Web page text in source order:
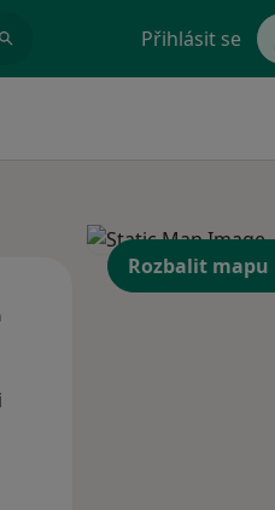
Přihlásit se
Čt
Rozbalit mapu